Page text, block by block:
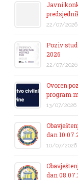
Javni
22/07/2026
Poziv
2026
22/07/2026
Ovoren
program
13/07/2026
dan
10/07/2026
dan